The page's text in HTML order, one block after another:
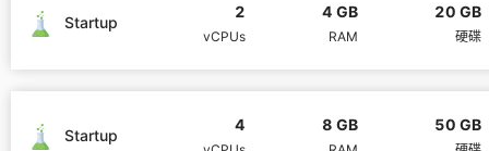
Meilisearch
Memcached
Startup
2
vCPUs
4 GB
RAM
20 GB
硬碟
Startup
4 8 GB 50 GB